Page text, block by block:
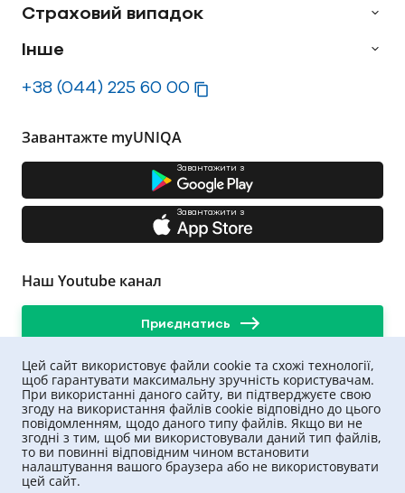
Страховий випадок
Інше
+38 (044) 225 60 00
Завантажте myUNIQA
Завантажити з
Завантажити з
Наш Youtube канал
Приєднатись
Цей сайт використовує файли cookie та схожі технології,
щоб гарантувати максимальну зручність користувачам.
При використанні даного сайту, ви підтверджуєте свою
згоду на використання файлів cookie відповідно до цього
повідомленням, щодо даного типу файлів. Якщо ви не
згодні з тим, щоб ми використовували даний тип файлів,
то ви повинні відповідним чином встановити
налаштування вашого браузера або не використовувати
цей сайт.